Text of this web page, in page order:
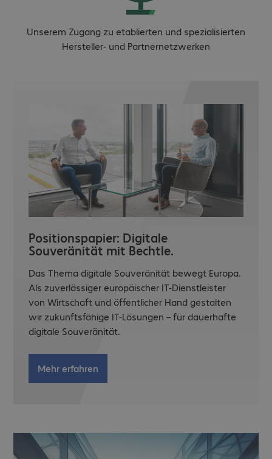
Unserem Zugang zu etablierten und spezialisierten
Hersteller- und Partnernetzwerken
Positionspapier: Digitale
Souveränität mit Bechtle.
Das Thema digitale Souveränität bewegt Europa.
Als zuverlässiger europäischer IT-Dienstleister
von Wirtschaft und öffentlicher Hand gestalten
wir zukunftsfähige IT-Lösungen – für dauerhafte
digitale Souveränität.
Mehr erfahren